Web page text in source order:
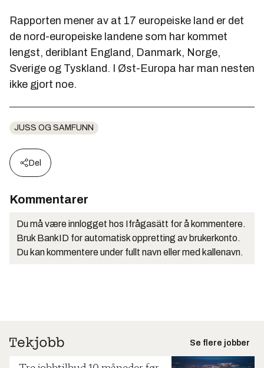
Rapporten mener av at 17 europeiske land er det
de nord-europeiske landene som har kommet
lengst, deriblant England, Danmark, Norge,
Sverige og Tyskland. I Øst-Europa har man nesten
ikke gjort noe.
JUSS OG SAMFUNN
Del
Kommentarer
Du må være innlogget hos Ifrågasätt for å kommentere.
Bruk BankID for automatisk oppretting av brukerkonto.
Du kan kommentere under fullt navn eller med kallenavn.
Se flere jobber